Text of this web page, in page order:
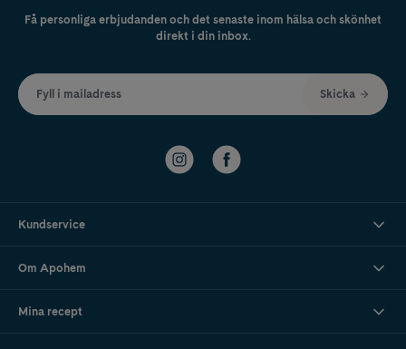
Få personliga erbjudanden och det senaste inom hälsa och skönhet
direkt i din inbox.
Fyll i mailadress Skicka
Kundservice
Om Apohem
Mina recept